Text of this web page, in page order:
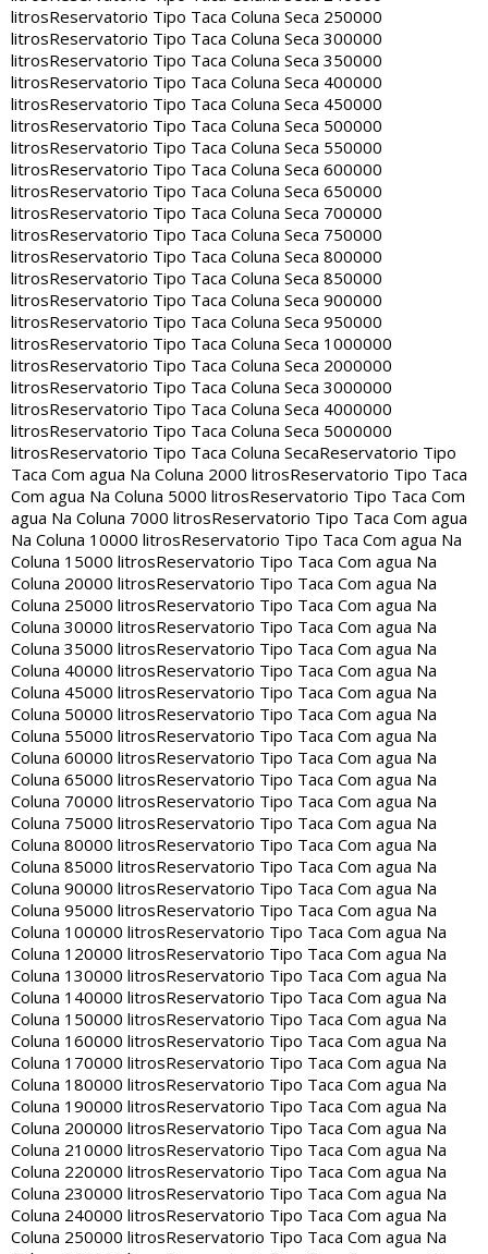
litrosReservatorio Tipo Taca Coluna Seca 250000
litrosReservatorio Tipo Taca Coluna Seca 300000
litrosReservatorio Tipo Taca Coluna Seca 350000
litrosReservatorio Tipo Taca Coluna Seca 400000
litrosReservatorio Tipo Taca Coluna Seca 450000
litrosReservatorio Tipo Taca Coluna Seca 500000
litrosReservatorio Tipo Taca Coluna Seca 550000
litrosReservatorio Tipo Taca Coluna Seca 600000
litrosReservatorio Tipo Taca Coluna Seca 650000
litrosReservatorio Tipo Taca Coluna Seca 700000
litrosReservatorio Tipo Taca Coluna Seca 750000
litrosReservatorio Tipo Taca Coluna Seca 800000
litrosReservatorio Tipo Taca Coluna Seca 850000
litrosReservatorio Tipo Taca Coluna Seca 900000
litrosReservatorio Tipo Taca Coluna Seca 950000
litrosReservatorio Tipo Taca Coluna Seca 1000000
litrosReservatorio Tipo Taca Coluna Seca 2000000
litrosReservatorio Tipo Taca Coluna Seca 3000000
litrosReservatorio Tipo Taca Coluna Seca 4000000
litrosReservatorio Tipo Taca Coluna Seca 5000000
litrosReservatorio Tipo Taca Coluna SecaReservatorio Tipo
Taca Com agua Na Coluna 2000 litrosReservatorio Tipo Taca
Com agua Na Coluna 5000 litrosReservatorio Tipo Taca Com
agua Na Coluna 7000 litrosReservatorio Tipo Taca Com agua
Na Coluna 10000 litrosReservatorio Tipo Taca Com agua Na
Coluna 15000 litrosReservatorio Tipo Taca Com agua Na
Coluna 20000 litrosReservatorio Tipo Taca Com agua Na
Coluna 25000 litrosReservatorio Tipo Taca Com agua Na
Coluna 30000 litrosReservatorio Tipo Taca Com agua Na
Coluna 35000 litrosReservatorio Tipo Taca Com agua Na
Coluna 40000 litrosReservatorio Tipo Taca Com agua Na
Coluna 45000 litrosReservatorio Tipo Taca Com agua Na
Coluna 50000 litrosReservatorio Tipo Taca Com agua Na
Coluna 55000 litrosReservatorio Tipo Taca Com agua Na
Coluna 60000 litrosReservatorio Tipo Taca Com agua Na
Coluna 65000 litrosReservatorio Tipo Taca Com agua Na
Coluna 70000 litrosReservatorio Tipo Taca Com agua Na
Coluna 75000 litrosReservatorio Tipo Taca Com agua Na
Coluna 80000 litrosReservatorio Tipo Taca Com agua Na
Coluna 85000 litrosReservatorio Tipo Taca Com agua Na
Coluna 90000 litrosReservatorio Tipo Taca Com agua Na
Coluna 95000 litrosReservatorio Tipo Taca Com agua Na
Coluna 100000 litrosReservatorio Tipo Taca Com agua Na
Coluna 120000 litrosReservatorio Tipo Taca Com agua Na
Coluna 130000 litrosReservatorio Tipo Taca Com agua Na
Coluna 140000 litrosReservatorio Tipo Taca Com agua Na
Coluna 150000 litrosReservatorio Tipo Taca Com agua Na
Coluna 160000 litrosReservatorio Tipo Taca Com agua Na
Coluna 170000 litrosReservatorio Tipo Taca Com agua Na
Coluna 180000 litrosReservatorio Tipo Taca Com agua Na
Coluna 190000 litrosReservatorio Tipo Taca Com agua Na
Coluna 200000 litrosReservatorio Tipo Taca Com agua Na
Coluna 210000 litrosReservatorio Tipo Taca Com agua Na
Coluna 220000 litrosReservatorio Tipo Taca Com agua Na
Coluna 230000 litrosReservatorio Tipo Taca Com agua Na
Coluna 240000 litrosReservatorio Tipo Taca Com agua Na
Coluna 250000 litrosReservatorio Tipo Taca Com agua Na